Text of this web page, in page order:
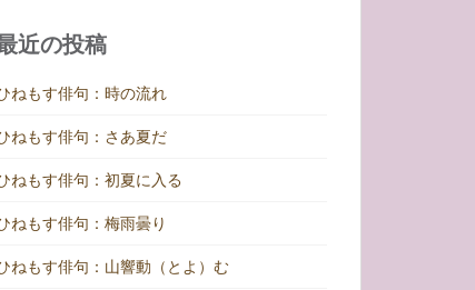
近の投稿
ねもす俳句：時の流れ
ねもす俳句：さあ夏だ
ねもす俳句：初夏に入る
ねもす俳句：梅雨曇り
ねもす俳句：山響動（とよ）む